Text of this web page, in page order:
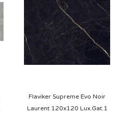
Flaviker Supreme Evo Noir
Laurent 120x120 Lux.Gat.1